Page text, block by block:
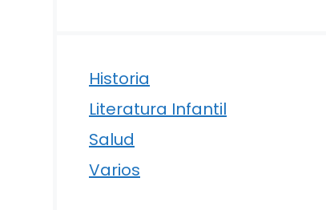
Historia
Literatura Infantil
Salud
Varios